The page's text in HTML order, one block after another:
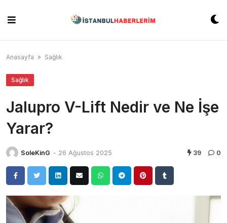
content
Anasayfa » Sağlık
Sağlık
Jalupro V-Lift Nedir ve Ne İşe
Yarar?
SoleKinG - 26 Ağustos 2025 39 0